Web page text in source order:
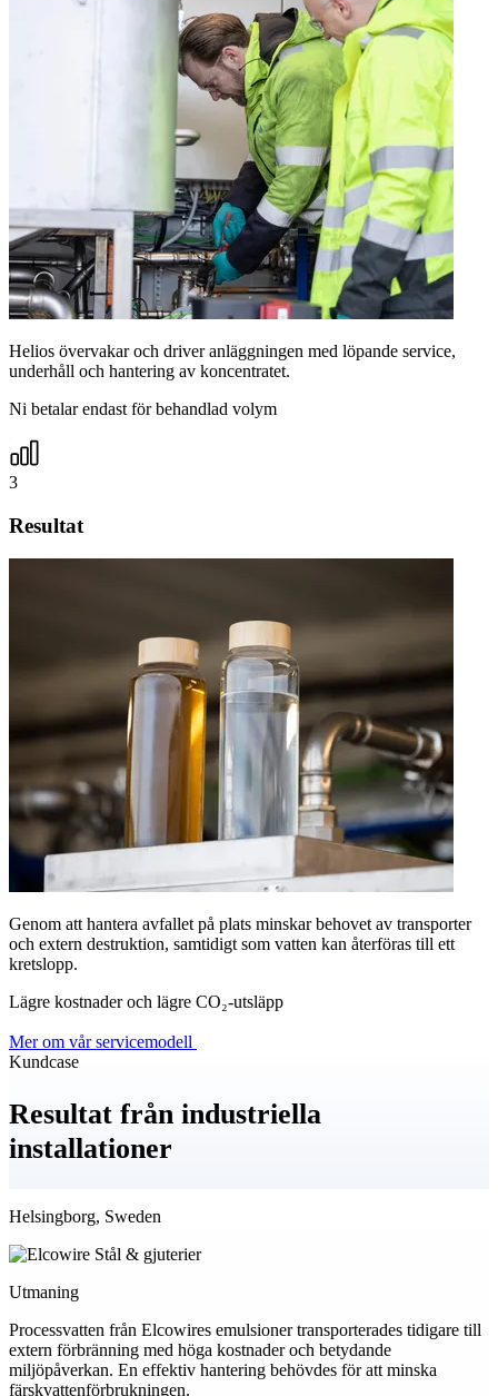
Helsingborg, Sweden
Stål & gjuterier
Processvatten från Elcowires emulsioner transporterades tidigare till
extern förbränning med höga kostnader och betydande
miljöpåverkan. En effektiv hantering behövdes för att minska
färskvattenförbrukningen.
Lösning
Ett lokalt system som renar upp till 1,000 m³ processvatten per år
från två produktionsströmmar. Med lågtempererad indunstning
separeras vattnet från föroreningar. Efter behandling återförs upp till
950 m³ vatten till produktionen med kvarvarande isopropanol som
minskar behovet av nya kemikalier.
Resultat
1,000 m³processvatten behandlas per år
Läs kundcase
Alla kundcase
Från vår VD
Visionen med Helios Innovations
Dagens hantering av flytande avfall innebär att
miljontals ton avfall transporteras bort med lastbil, trots
att det i genomsnitt består av 98% vatten. Vi på Helios
har utvecklat en teknik som gör det möjligt att rena
vattnet direkt ute hos industrin och på så sätt minska
både avfallsmängder och CO₂-utsläpp.
Branscher
Lösningar för komplexa industriella
utmaningar